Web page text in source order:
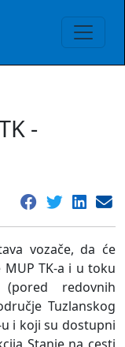
-
vozače, da će
MUP TK-a i u toku
redovnih
Tuzlanskog
i koji su dostupni